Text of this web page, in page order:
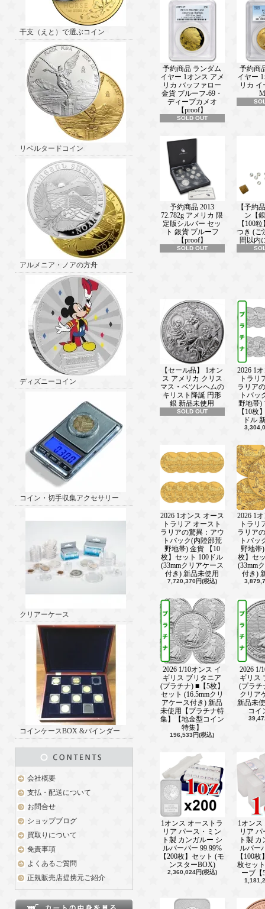
干支（えと）で選ぶコイン
リベルタードコイン
アルメニア・ノアの方舟
ディズニーコイン
コイン・切手収集アクセサリー
クリアーケース
コインケースBOX &バインダー
会社概要
支払・配送について
お問合せ
ショップブログ
買取りについて
免責事項
よくあるご質問
正規販売店提携元ご紹介
新着情報■
2024 1オンス ニウエ ゴーストバス
年：ノーゴースト・ロゴ 銀貨 2ドル
アケース付き) 新品未使用 発売中！
新着情報■
2024 1オンス ニウエ マッチ売りの
【アンティーク風】 1ドル 新品未使
中！！
新着情報■
2024 1オンス ニウエ ワーナーブラ
【proof】 2ドル 新品未使用 発売中
新着情報■
2022 1オンス カナダ TITムラノグラ
ーフ 銀貨 彩色 5ドル 新品未使用 【
新着情報■
ロイヤルオーストラリアミント新商
新着情報■
2024 イギリス ロイヤル チューダー
ト銀貨1オンス専用 【20枚収納可能
新着情報■
2022 10グラム カメルーン共和国 愛
プルーフ 一部フロスト仕上げ 彩色
【Proof】 500フラン【特選】発売中
新着情報■
2022 1/10オンス オーストラリア カ
ーズ：オーストラリアの心象 金貨
クリアケース付き 【Proof】 10ドル
【特選】発売中！！
新着情報■
世界 銀貨 アンティーク風 2ドル新
選】発売中！！
新着情報■
2022 3.8グラム ニウエ 小さな黒い
ンダント 1ドル 新品未使用 【特選
新着情報■
2021 ニウエ ソニック・ザ・ヘッジ
記念：ドクター・エッグマン 2ドル
彩色 保護パッケージ付き 新品未使
売中！！
新着情報■
ナ ウナとライオン 銀貨 プルーフ 箱
ス付き 【Proof】 2ポンド 新品未使
売中！！
新着情報■
2020 2オンス イギリス 名彫金師た
ム・ワイオンの三美神 銀貨 プルー
ケース付き 【Proof】 5ポンド 新品
選】発売中！！
新着情報■
2024 2オンス ニウエ ゴーストバス
年：マシュマロマン形状銀貨 彩色 5
トトラップ型ケース付き発売中！！
2021 ニウエ ディズニー：ミッキー
ル銀貨 1オンス プルーフ 箱とクリ
新品未使用 【Proof】発売中！！
新着情報■
2024 1/40オンス イギリス ハリーポ
ぶ鍵 金貨 プルーフ 【Proof】 50ペ
用発売中！！
新着情報■
2024 1オンス イギリス 007の60年：
ンド映画 銀貨 プルーフ 【Proof】 2
使用発売中！！
1オンス イギリス ロイヤルミント製
予約商品 ランダム
イヤー 1オンス アメ
リカ バッファロー
金貨 プルーフ-69・
ディープカメオ
【proof】
SOLD OUT
予約商
イヤー
リカ
予約商品 2013
72.782g アメリカ 限
定版シルバー セッ
ト 銀貨 プルーフ
【proof】
SOLD OUT
【予約
ン【
【100
つき (ご
間以内
【セール品】 1オン
ス アメリカ クリス
マス・ベツレヘムの
キリスト降誕 円形
銀 新品未使用
SOLD OUT
2026 1
トラリ
ラリア
トバッ
野地帯)
【10枚
ドル
2026 1オンス オース
トラリア オースト
ラリアの驚異：アウ
トバック(内陸部荒
野地帯) 金貨 【10
枚】セット 100ドル
(33mmクリアケース
付き) 新品未使用
7,720,370円(税込)
2026 1
トラリ
ラリア
トバッ
野地帯
枚】セ
(33mm
付き)
2026 1/10オンス イ
ギリス ブリタニア
(プラチナ) ■【5枚】
セット (16.5mmクリ
アケース付き) 新品
未使用【プラチナ特
集】【地金型コイン
特集】
196,533円(税込)
2026 1/
ギリス
(プラチ
クリア
新品未
コイ
1オンス オーストラ
リア パース・ミン
ト製 カンガルー シ
ルバーバー 99.99%
【200枚】セット (モ
ンスターBOX)
2,360,024円(税込)
1オンス
リア
ト製
ルバー
【100
枚セッ
ーブ【